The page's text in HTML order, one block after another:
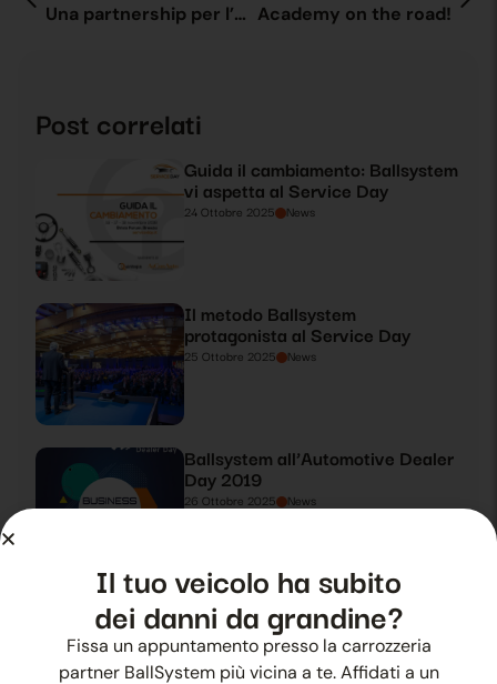
Una partnership per l’ambiente Academy on the road!
Post correlati
Guida il cambiamento: Ballsystem
vi aspetta al Service Day
24 Ottobre 2025 News
Il metodo Ballsystem
protagonista al Service Day
25 Ottobre 2025 News
Ballsystem all’Automotive Dealer
Day 2019
26 Ottobre 2025 News
Ballsystem protagonista ad
Automotive Dealer Day 2019
27 Ottobre 2025 News
Il tuo veicolo ha subito
dei danni da grandine?
Fissa un appuntamento presso la carrozzeria
partner BallSystem più vicina a te. Affidati a un